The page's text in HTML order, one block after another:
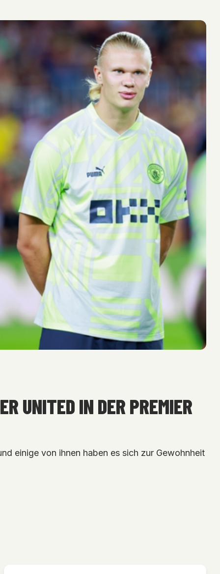
UNITED IN DER PREMIER
einige von ihnen haben es sich zur Gewohnheit